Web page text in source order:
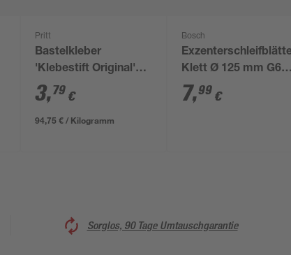
Pritt
Bastelkleber
'Klebestift Original'
transparent 43 g
3,79 €
94,75 € / Kilogramm
Bosch
Klett Ø 125 mm G60 5
Stück
7,99 €
Sorglos, 90 Tage Umtauschgarantie